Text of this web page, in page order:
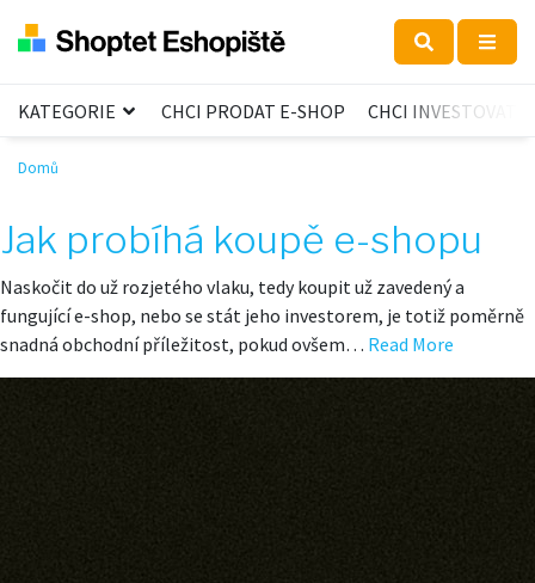
KATEGORIE CHCI PRODAT E-SHOP CHCI INVESTOVAT
Domů
Jak probíhá koupě e-shopu
Naskočit do už rozjetého vlaku, tedy koupit už zavedený a
fungující e-shop, nebo se stát jeho investorem, je totiž poměrně
snadná obchodní příležitost, pokud ovšem… Read More